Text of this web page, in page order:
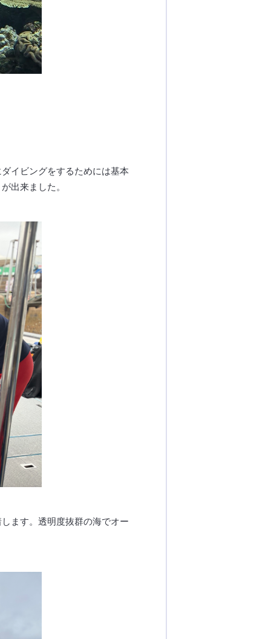
イビングをするためには基本
出来ました。
ます。透明度抜群の海でオー